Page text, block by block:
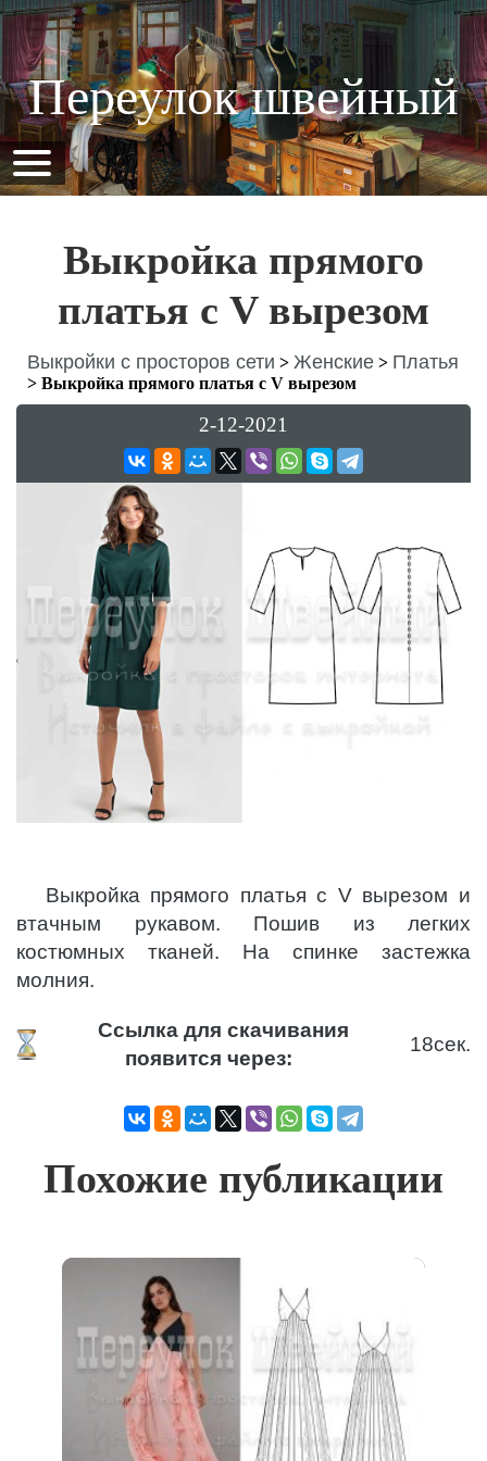
Переулок швейный
Выкройка прямого
платья с V вырезом
Выкройки с просторов сети > Женские > Платья
> Выкройка прямого платья с V вырезом
2-12-2021
Выкройка прямого платья с V вырезом и
втачным рукавом. Пошив из легких
костюмных тканей. На спинке застежка
молния.
Ссылка для скачивания
появится через:
18сек.
Похожие публикации